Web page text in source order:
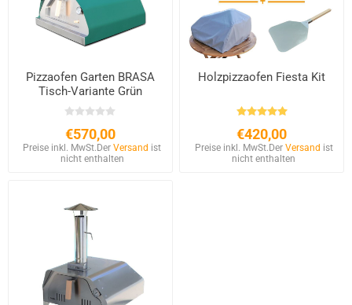
Pizzaofen Garten BRASA
Tisch-Variante Grün
€570,00
Preise inkl. MwSt. DerVersand ist
nicht enthalten
Holzpizzaofen Fiesta Kit
€420,00
Preise inkl. MwSt. Der Versand ist
nicht enthalten